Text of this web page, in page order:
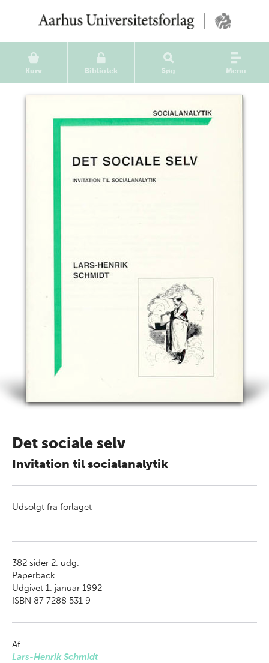
Kurv Bibliotek Søg Menu
Det sociale selv
Invitation til socialanalytik
Udsolgt fra forlaget
382 sider 2. udg.
Paperback
Udgivet 1. januar 1992
ISBN 87 7288 531 9
Af
Lars-Henrik Schmidt